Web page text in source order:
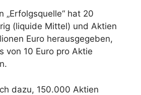
„Erfolgsquelle“ hat 20
(liquide Mittel) und Aktien
Euro herausgegeben,
von 10 Euro pro Aktie
dazu, 150.000 Aktien